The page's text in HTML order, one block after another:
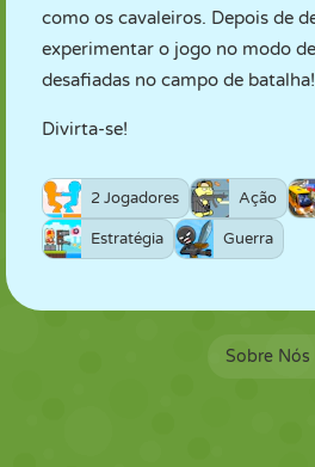
como os cavaleiros. Depois de
experimentar o jogo no modo
desafiadas no campo de batalha!
Divirta-se!
2 Jogadores Ação
Estratégia Guerra
Sobre Nós